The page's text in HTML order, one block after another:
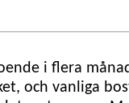
i flera
och vanliga